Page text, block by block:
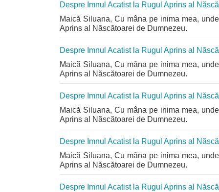
Despre Imnul Acatist la Rugul Aprins al
Maică Siluana, Cu mâna pe inima mea,
Aprins al Născătoarei de Dumnezeu.
Despre Imnul Acatist la Rugul Aprins al
Maică Siluana, Cu mâna pe inima mea,
Aprins al Născătoarei de Dumnezeu.
Despre Imnul Acatist la Rugul Aprins al
Maică Siluana, Cu mâna pe inima mea,
Aprins al Născătoarei de Dumnezeu.
Despre Imnul Acatist la Rugul Aprins al
Maică Siluana, Cu mâna pe inima mea,
Aprins al Născătoarei de Dumnezeu.
Despre Imnul Acatist la Rugul Aprins al